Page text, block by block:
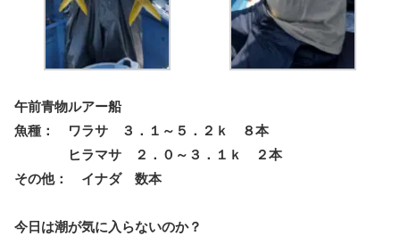
午前青物ルアー船
魚種： ワラサ ３．１～５．２ｋ ８本
ヒラマサ ２．０～３．１ｋ ２本
その他： イナダ 数本
今日は潮が気に入らないのか？